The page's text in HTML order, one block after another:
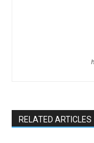
RELATED ARTICLES